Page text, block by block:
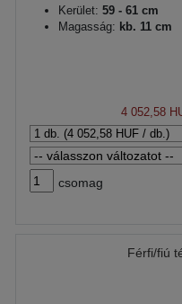
Kerület: 59 - 61 cm
Magasság: kb. 11 cm
4 052,58
csomag
Férfi/fiú